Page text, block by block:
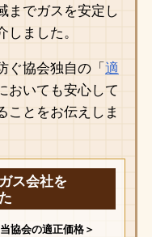
までガスを安定し
ました。
ぐ協会独自の「 適
おいても安心して
ことをお伝えしま
ス会社を
当協会の適正価格＞